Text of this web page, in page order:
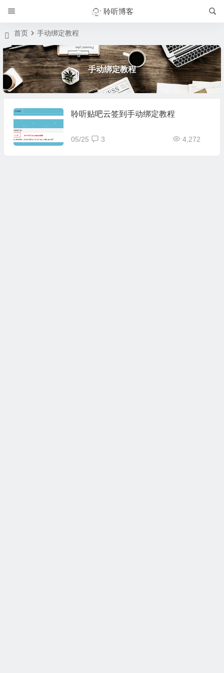
聆听博客
首页 手动绑定教程
手动绑定教程
聆听贴吧云签到手动绑定教程
05/25 4,272
3